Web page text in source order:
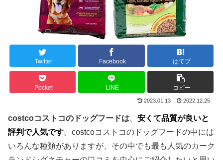
Twitter Facebook はてブ
Pocket LINE コピー
2023.01.13 2022.12.25
costcoコストコのドッグフードは
安くて品質が良いと
評判で人気です。costcoコストコのドッグフードの中には
いろんな種類がありますが、その中でも最も人気のカーク